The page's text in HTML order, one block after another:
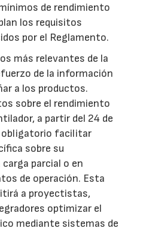
de rendimiento
los requisitos
por el Reglamento.
más relevantes de la
de la información
a los productos.
sobre el rendimiento
a partir del 24 de
obligatorio facilitar
sobre su
parcial o en
de operación. Esta
a proyectistas,
optimizar el
mediante sistemas de